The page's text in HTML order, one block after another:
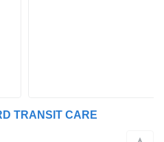
TRANSIT CARE